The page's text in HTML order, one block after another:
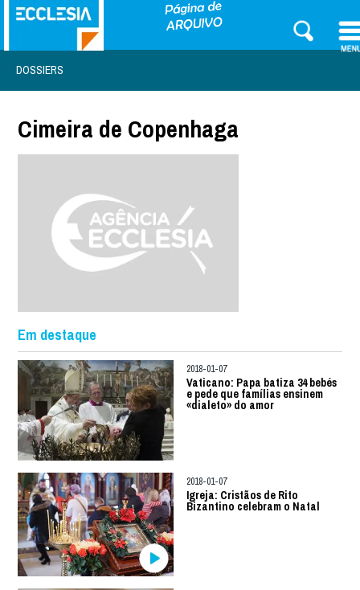
DOSSIERS
Cimeira de Copenhaga
Em destaque
2018-01-07
Vaticano: Papa batiza 34 bebés
e pede que famílias ensinem
«dialeto» do amor
2018-01-07
Igreja: Cristãos de Rito
Bizantino celebram o Natal